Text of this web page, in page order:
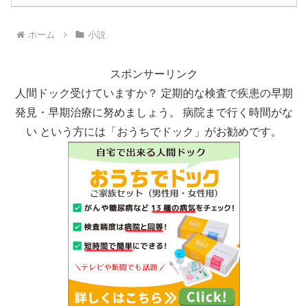
ホーム 小説
スポンサーリンク
人間ドック受けていますか？ 定期的な検査で疾患の早期
発見・早期治療に努めましょう。 病院まで行く時間がな
い という方には「おうちでドック」がお勧めです。